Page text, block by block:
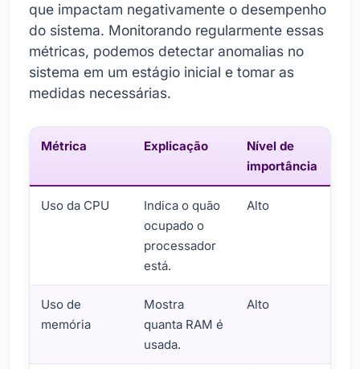
que impactam negativamente o desempenho
do sistema. Monitorando regularmente essas
métricas, podemos detectar anomalias no
sistema em um estágio inicial e tomar as
medidas necessárias.
Métrica Explicação
Nível de
importância
Uso da CPU
Indica o quão
ocupado o
processador
está.
Alto
Uso de
memória
Mostra
quanta RAM é
usada.
Alto